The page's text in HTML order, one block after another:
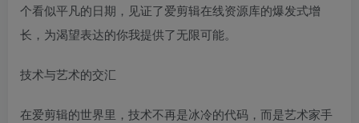
个看似平凡的日期，见证了爱剪辑在线资源库的爆发式增
长，为渴望表达的你我提供了无限可能。
技术与艺术的交汇
在爱剪辑的世界里，技术不再是冰冷的代码，而是艺术家手